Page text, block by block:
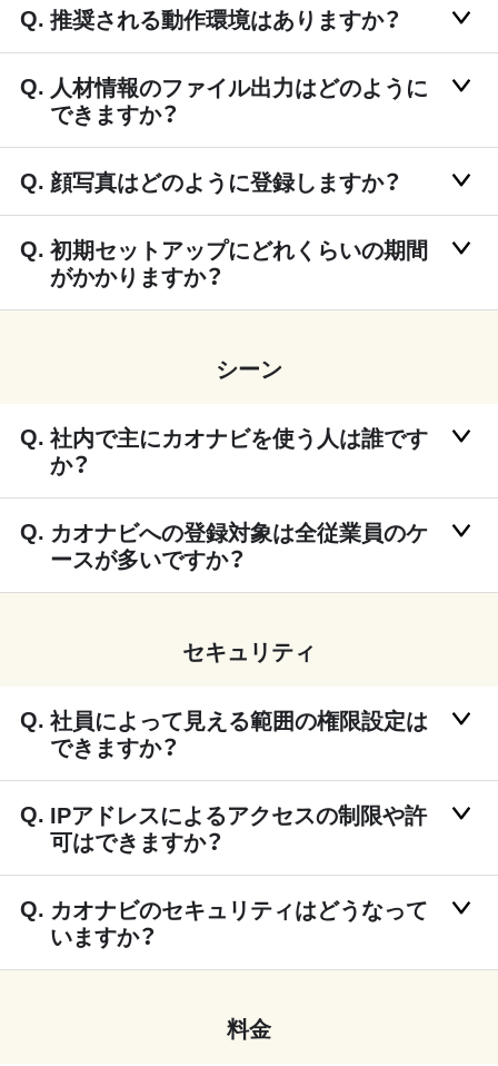
推奨される動作環境はありますか？
人材情報のファイル出力はどのように
できますか？
顔写真はどのように登録しますか？
初期セットアップにどれくらいの期間
がかかりますか？
シーン
社内で主にカオナビを使う人は誰です
か？
カオナビへの登録対象は全従業員のケ
ースが多いですか？
セキュリティ
社員によって見える範囲の権限設定は
できますか？
IPアドレスによるアクセスの制限や許
可はできますか？
カオナビのセキュリティはどうなって
いますか？
料金